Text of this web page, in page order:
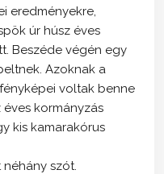
eredményekre,
úr húsz éves
Beszéde végén egy
Azoknak a
voltak benne
kormányzás
kis kamarakórus
szót.